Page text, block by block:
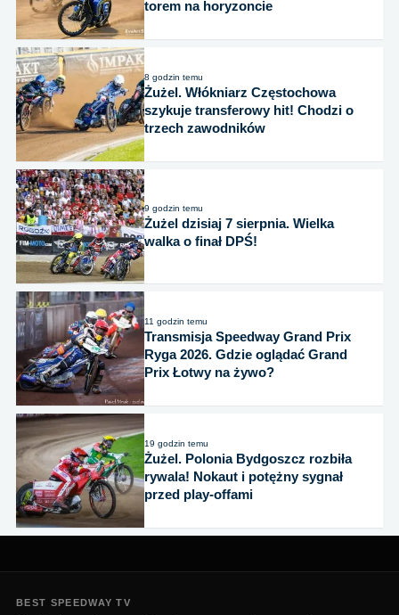
torem na horyzoncie
8 godzin temu
Żużel. Włókniarz Częstochowa
szykuje transferowy hit! Chodzi o
trzech zawodników
9 godzin temu
Żużel dzisiaj 7 sierpnia. Wielka
walka o finał DPŚ!
11 godzin temu
Transmisja Speedway Grand Prix
Ryga 2026. Gdzie oglądać Grand
Prix Łotwy na żywo?
19 godzin temu
Żużel. Polonia Bydgoszcz rozbiła
rywala! Nokaut i potężny sygnał
przed play-offami
BEST SPEEDWAY TV